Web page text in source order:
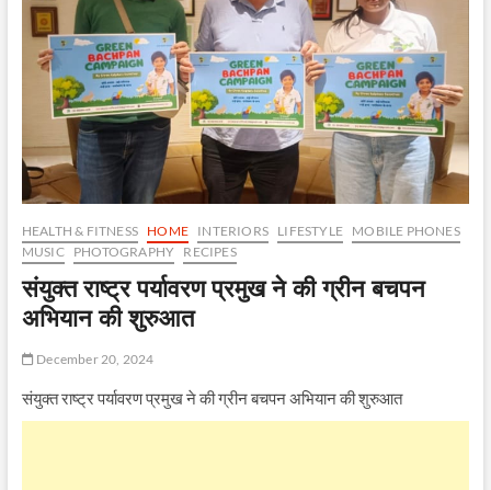
HEALTH & FITNESS HOME INTERIORS LIFESTYLE MOBILE PHONES
MUSIC
PHOTOGRAPHY RECIPES
संयुक्त राष्ट्र पर्यावरण प्रमुख ने की ग्रीन बचपन
अभियान की शुरुआत
December 20, 2024
संयुक्त राष्ट्र पर्यावरण प्रमुख ने की ग्रीन बचपन अभियान की शुरुआत